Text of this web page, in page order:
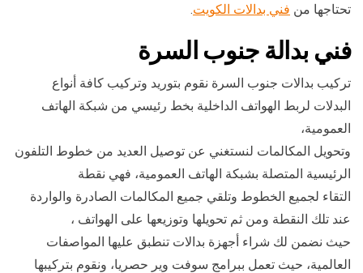
تحتاجها من فني بدالات الكويت.
فني بدالة جنوب السرة
تركيب بدالات جنوب السرة نقوم بتوريد وتركيب كافة أنواع
البدلات لربط الهواتف الداخلية بخط رئيسي من شبكة الهاتف
العمومية،
وتحويل المكالمات لنستغني عن توصيل العديد من خطوط التلفون
الرئيسية المتصلة بشبكة الهاتف العمومية، فهي نقطة
التقاء لجميع الخطوط وتلقي جميع المكالمات الصادرة والواردة
عند تلك النقطة ومن ثم تحويلها وتوزيعها على الهواتف ،
حيث نضمن لك شراء أجهزة بدالات تنطبق عليها المواصفات
العالمية، حيث تعمل ببرامج سوفت وير حصريا، ونقوم بتركيبها